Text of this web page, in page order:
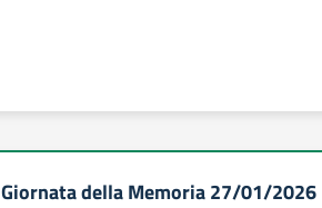
Giornata della Memoria 27/01/2026